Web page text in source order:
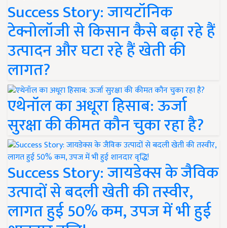
Success Story: जायटॉनिक
टेक्नोलॉजी से किसान कैसे बढ़ा रहे हैं
उत्पादन और घटा रहे हैं खेती की
लागत?
एथेनॉल का अधूरा हिसाब: ऊर्जा
सुरक्षा की कीमत कौन चुका रहा है?
Success Story: जायडेक्स के जैविक
उत्पादों से बदली खेती की तस्वीर,
लागत हुई 50% कम, उपज में भी हुई